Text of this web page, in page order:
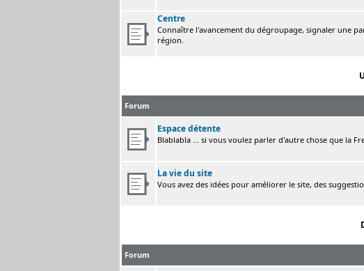
Centre
Connaître l'avancement du dégroupage, signaler une
région.
Forum
Espace détente
Blablabla ... si vous voulez parler d'autre chose que la
La vie du site
Vous avez des idées pour améliorer le site, des
Forum